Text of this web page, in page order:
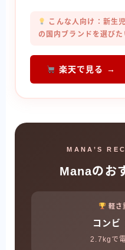
こんな人向け：新生
の国内ブランドを選びた
楽天で見る →
MANA’S
Manaのお
軽さ
コンビ
2.7kgで